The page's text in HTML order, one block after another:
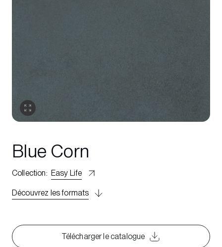
Blue Corn
Collection: Easy Life
Découvrez les formats
Télécharger le catalogue